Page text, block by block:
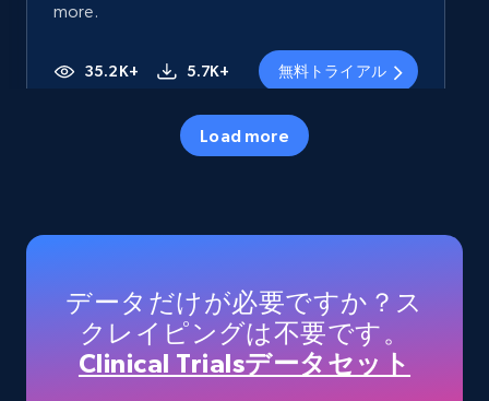
more.
35.2K+ 5.7K+ 無料トライアル
Title, Seller name, Brand, Description, Initial
more.
35.2K+ 5.7K+ 無料トライアル
Load more
データだけが必要ですか？ス
クレイピングは不要です。
Clinical Trialsデータセット